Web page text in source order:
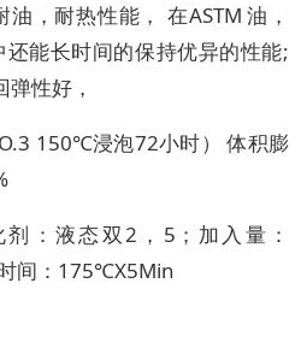
，耐热性能， 在ASTM 油，
还能长时间的保持优异的性能;
性好，
150℃浸泡72小时） 体积膨
：液态双2，5；加入量：
间：175℃X5Min